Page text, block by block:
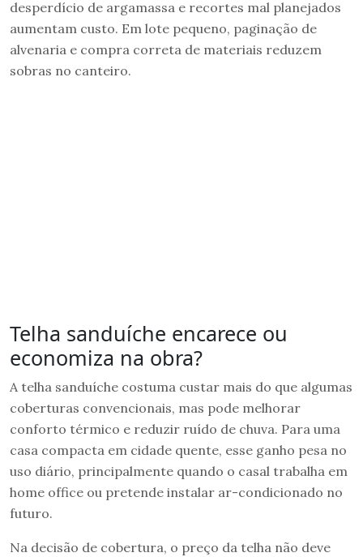
desperdício de argamassa e recortes mal planejados
aumentam custo. Em lote pequeno, paginação de
alvenaria e compra correta de materiais reduzem
sobras no canteiro.
Telha sanduíche encarece ou
economiza na obra?
A telha sanduíche costuma custar mais do que algumas
coberturas convencionais, mas pode melhorar
conforto térmico e reduzir ruído de chuva. Para uma
casa compacta em cidade quente, esse ganho pesa no
uso diário, principalmente quando o casal trabalha em
home office ou pretende instalar ar-condicionado no
futuro.
Na decisão de cobertura, o preço da telha não deve